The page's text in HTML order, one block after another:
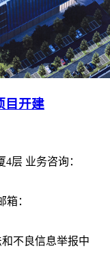
目开建
层 业务咨询：
箱：
不良信息举报中